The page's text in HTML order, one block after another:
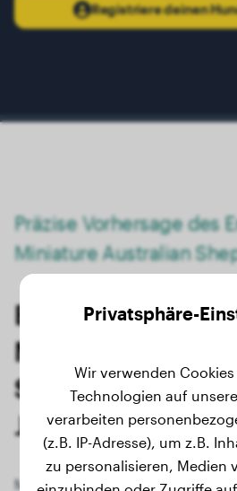
Registriere deinen
Präzise Vorhersage des
Miniature Australian
Berechne das
Miniature
Shepherd-
Junghunde
Möchtest du wissen, wie groß
Privatsphäre-
Wir verwenden
Technologien auf
verarbeiten
(z.B. IP-Adresse), um z.B.
zu personalisieren, Medien